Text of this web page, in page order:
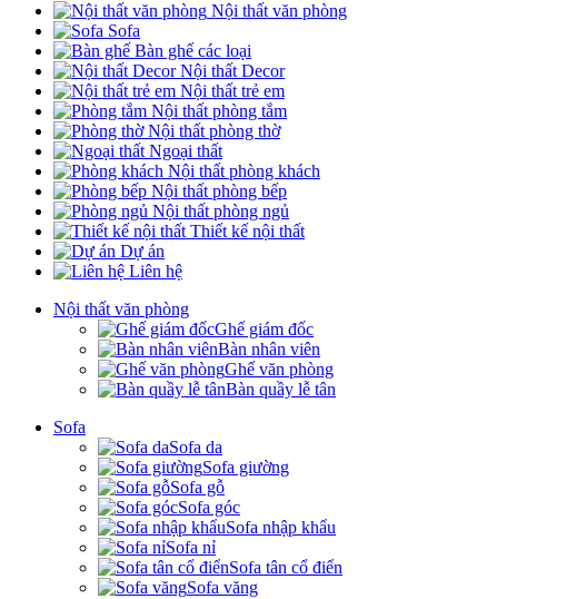
Nội thất văn phòng
Sofa
Bàn ghế các loại
Nội thất Decor
Nội thất trẻ em
Nội thất phòng tắm
Nội thất phòng thờ
Ngoại thất
Nội thất phòng khách
Nội thất phòng bếp
Nội thất phòng ngủ
Thiết kế nội thất
Dự án
Liên hệ
Nội thất văn phòng
Ghế giám đốc
Bàn nhân viên
Ghế văn phòng
Bàn quầy lễ tân
Sofa
Sofa da
Sofa giường
Sofa gỗ
Sofa góc
Sofa nhập khẩu
Sofa nỉ
Sofa tân cổ điển
Sofa văng